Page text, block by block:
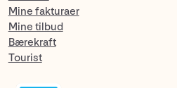
Mine fakturaer
Mine tilbud
Bærekraft
Tourist